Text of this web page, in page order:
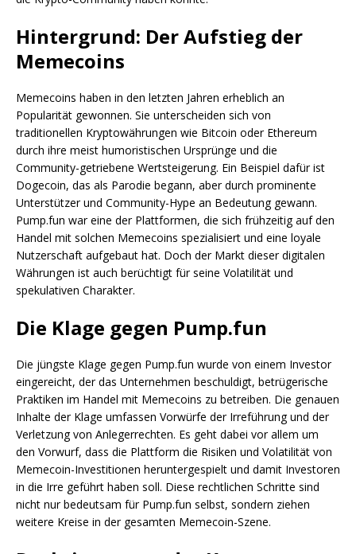
Hintergrund: Der Aufstieg der
Memecoins
Memecoins haben in den letzten Jahren erheblich an
Popularität gewonnen. Sie unterscheiden sich von
traditionellen Kryptowährungen wie Bitcoin oder Ethereum
durch ihre meist humoristischen Ursprünge und die
Community-getriebene Wertsteigerung. Ein Beispiel dafür ist
Dogecoin, das als Parodie begann, aber durch prominente
Unterstützer und Community-Hype an Bedeutung gewann.
Pump.fun war eine der Plattformen, die sich frühzeitig auf den
Handel mit solchen Memecoins spezialisiert und eine loyale
Nutzerschaft aufgebaut hat. Doch der Markt dieser digitalen
Währungen ist auch berüchtigt für seine Volatilität und
spekulativen Charakter.
Die Klage gegen Pump.fun
Die jüngste Klage gegen Pump.fun wurde von einem Investor
eingereicht, der das Unternehmen beschuldigt, betrügerische
Praktiken im Handel mit Memecoins zu betreiben. Die genauen
Inhalte der Klage umfassen Vorwürfe der Irreführung und der
Verletzung von Anlegerrechten. Es geht dabei vor allem um
den Vorwurf, dass die Plattform die Risiken und Volatilität von
Memecoin-Investitionen heruntergespielt und damit Investoren
in die Irre geführt haben soll. Diese rechtlichen Schritte sind
nicht nur bedeutsam für Pump.fun selbst, sondern ziehen
weitere Kreise in der gesamten Memecoin-Szene.